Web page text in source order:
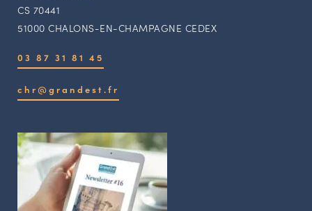
CS 70441
51000 CHALONS-EN-CHAMPAGNE CEDEX
03 87 31 81 45
chr@grandest.fr